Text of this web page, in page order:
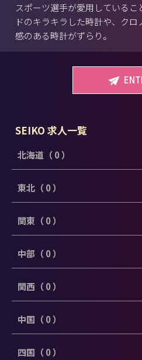
スポーツ選手が愛用している
ドのキラキラした時計や、ク
感のある時計がずらり。
SEIKO 求人一覧
北海道（ 0 ）
東北（ 0 ）
関東（ 0 ）
中部（ 0 ）
関西（ 0 ）
中国（ 0 ）
四国（ 0 ）